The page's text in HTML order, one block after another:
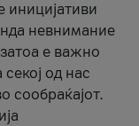
иницијативи
невнимание
е важно
од нас
сообраќајот.